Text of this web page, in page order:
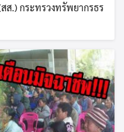
ส.) กระทรวงทรัพยากรธร